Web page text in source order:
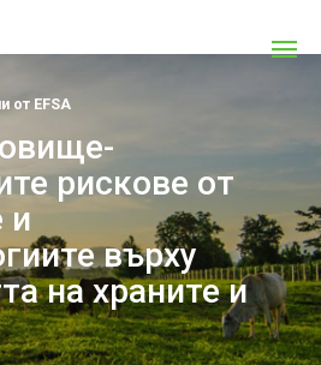
от EFSA
рискове от
и
върху
на храните и